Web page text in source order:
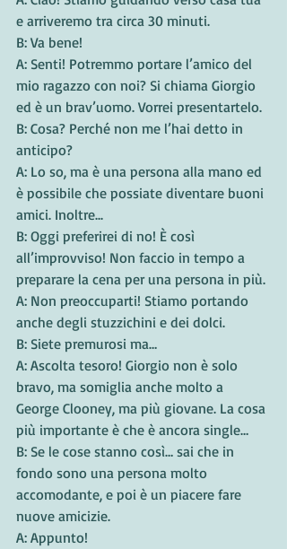
e arriveremo tra circa 30 minuti.
B: Va bene!
A: Senti! Potremmo portare l’amico del
mio ragazzo con noi? Si chiama Giorgio
ed è un brav’uomo. Vorrei presentartelo.
B: Cosa? Perché non me l’hai detto in
anticipo?
A: Lo so, ma è una persona alla mano ed
è possibile che possiate diventare buoni
amici. Inoltre...
B: Oggi preferirei di no! È così
all’improvviso! Non faccio in tempo a
preparare la cena per una persona in più.
A: Non preoccuparti! Stiamo portando
anche degli stuzzichini e dei dolci.
B: Siete premurosi ma…
A: Ascolta tesoro! Giorgio non è solo
bravo, ma somiglia anche molto a
George Clooney, ma più giovane. La cosa
più importante è che è ancora single…
B: Se le cose stanno così… sai che in
fondo sono una persona molto
accomodante, e poi è un piacere fare
nuove amicizie.
A: Appunto!